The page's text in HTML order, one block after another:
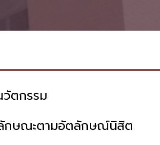
วัตกรรม
กษณะตามอัตลักษณ์นิสิต